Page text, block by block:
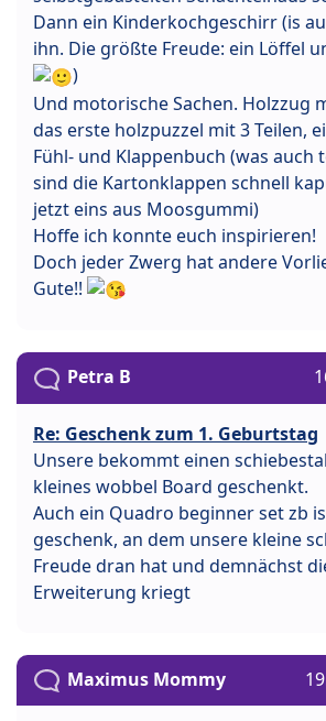
Dann ein Kinderkochgeschirr (is
ihn. Die größte Freude: ein Löffel
)
Und motorische Sachen. Holzzug
das erste holzpuzzel mit 3 Teilen,
Fühl- und Klappenbuch (was auch
sind die Kartonklappen schnell
jetzt eins aus Moosgummi)
Hoffe ich konnte euch inspirieren!
Doch jeder Zwerg hat andere
Gute!!
Petra B
Re: Geschenk zum 1. Geburtstag
Unsere bekommt einen
kleines wobbel Board geschenkt.
Auch ein Quadro beginner set zb
geschenk, an dem unsere kleine
Freude dran hat und demnächst
Erweiterung kriegt
Maximus Mommy